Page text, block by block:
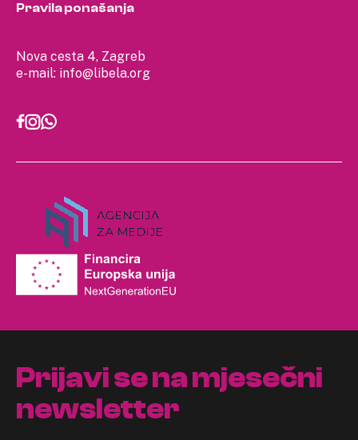
Nova cesta 4, Zagreb
e-mail: info@libela.org
Pravila ponašanja
Prijavi se na mjesečni
newsletter